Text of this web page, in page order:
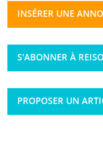
INSÉRER UNE
S'ABONNER À REISO
PROPOSER UN